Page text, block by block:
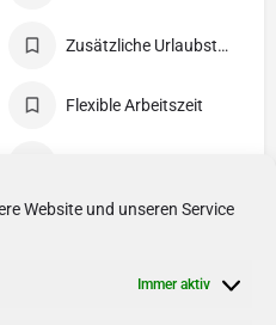
Website und unseren Service
Immer aktiv
Zusätzliche Urlaubstage
Flexible Arbeitszeit